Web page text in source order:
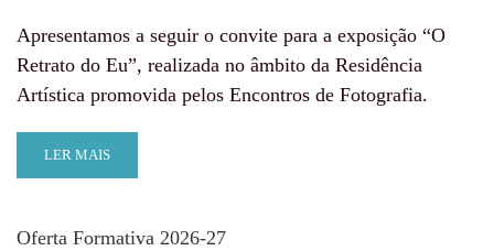
Apresentamos a seguir o convite para a exposição “O
Retrato do Eu”, realizada no âmbito da Residência
Artística promovida pelos Encontros de Fotografia.
LER MAIS
Oferta Formativa 2026-27